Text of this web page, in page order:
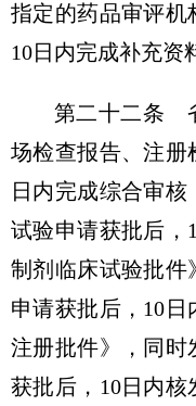
指定的药品审评机
10日内完成补充资
第二十二条
场检查报告、注册
日内完成综合审
试验申请获批后，
制剂临床试验批件
申请获批后，10日
注册批件》，同时
获批后，10日内